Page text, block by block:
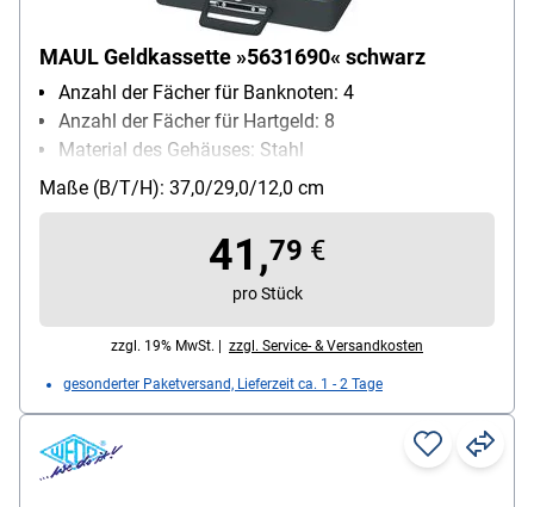
MAUL Geldkassette »5631690« schwarz
Anzahl der Fächer für Banknoten: 4
Anzahl der Fächer für Hartgeld: 8
Material des Gehäuses: Stahl
Schließungsart: Zylinderschloss
Besonderheiten: Hartgeldeinsatz gleitet bei Öffnung
der Kassenlade automatisch nach hinten
Maße (B/T/H): 37,0/29,0/12,0 cm
41,79 €
pro Stück
zzgl. 19% MwSt. | zzgl. Service- & Versandkosten
gesonderter Paketversand, Lieferzeit ca. 1 - 2 Tage